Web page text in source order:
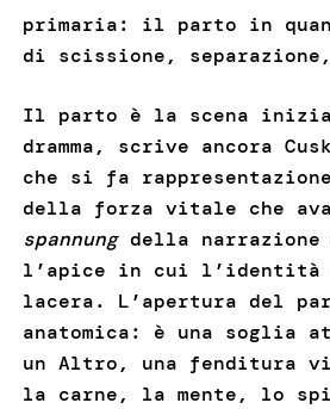
primaria: il parto in
di scissione,
Il parto è la scena
dramma, scrive ancora
che si fa
della forza vitale che
spannungdella narrazione
l’apice in cui l’identità
lacera. L’apertura del
anatomica: è una soglia
un Altro, una fenditura
la carne, la mente, lo